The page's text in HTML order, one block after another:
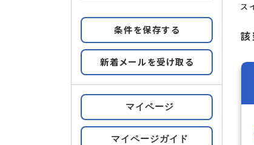
ス
該
条件を保存する
新着メールを受け取る
マイページ
マイページガイド
すべての条件をみる 条
設備
ル